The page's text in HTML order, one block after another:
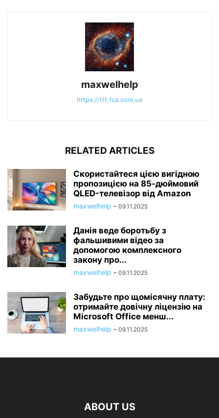
maxwelhelp
https://ttt.1ca.com.ua
RELATED ARTICLES
Скористайтеся цією вигідною
пропозицією на 85-дюймовий
QLED-телевізор від Amazon
maxwelhelp - 09.11.2025
Данія веде боротьбу з
фальшивими відео за
допомогою комплексного
закону про...
maxwelhelp - 09.11.2025
Забудьте про щомісячну плату:
отримайте довічну ліцензію на
Microsoft Office менш...
maxwelhelp - 09.11.2025
ABOUT US